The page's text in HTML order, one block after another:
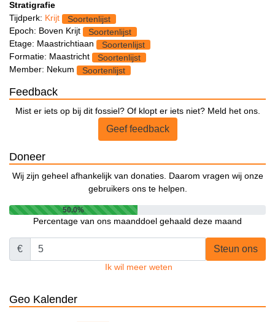
Stratigrafie
Tijdperk: Krijt
Soortenlijst
Epoch: Boven Krijt
Soortenlijst
Etage: Maastrichtiaan
Soortenlijst
Formatie: Maastricht
Soortenlijst
Member: Nekum
Soortenlijst
Feedback
Mist er iets op bij dit fossiel? Of klopt er iets niet? Meld het ons.
Geef feedback
Doneer
Wij zijn geheel afhankelijk van donaties. Daarom vragen wij onze
gebruikers ons te helpen.
50.0%
Percentage van ons maanddoel gehaald deze maand
€ Steun ons
Ik wil meer weten
Geo Kalender